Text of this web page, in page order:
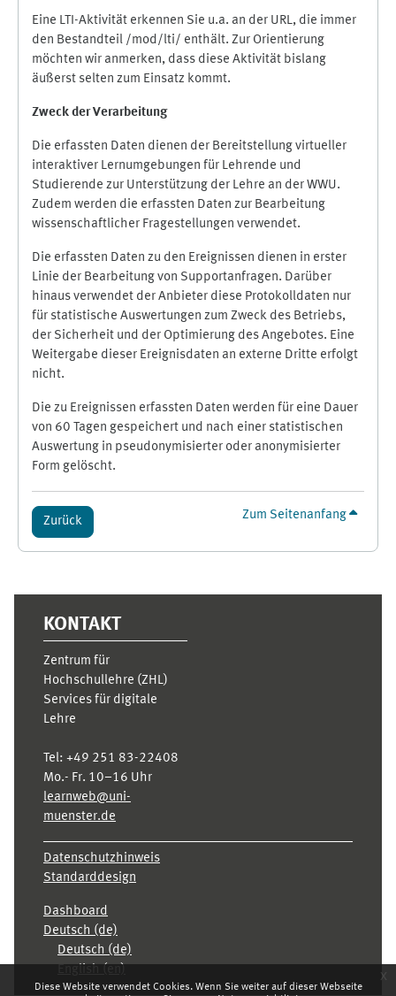
Diese Website verwendet Cookies. Wenn Sie weiter auf dieser Webseite
x
Eine LTI-Aktivität erkennen Sie u.a. an der URL, die immer
den Bestandteil /mod/lti/ enthält. Zur Orientierung
möchten wir anmerken, dass diese Aktivität bislang
äußerst selten zum Einsatz kommt.
Zweck der Verarbeitung
Die erfassten Daten dienen der Bereitstellung virtueller
interaktiver Lernumgebungen für Lehrende und
Studierende zur Unterstützung der Lehre an der WWU.
Zudem werden die erfassten Daten zur Bearbeitung
wissenschaftlicher Fragestellungen verwendet.
Die erfassten Daten zu den Ereignissen dienen in erster
Linie der Bearbeitung von Supportanfragen. Darüber
hinaus verwendet der Anbieter diese Protokolldaten nur
für statistische Auswertungen zum Zweck des Betriebs,
der Sicherheit und der Optimierung des Angebotes. Eine
Weitergabe dieser Ereignisdaten an externe Dritte erfolgt
nicht.
Die zu Ereignissen erfassten Daten werden für eine Dauer
von 60 Tagen gespeichert und nach einer statistischen
Auswertung in pseudonymisierter oder anonymisierter
Form gelöscht.
Zurück Zum Seitenanfang
KONTAKT
Zentrum für
Hochschullehre (ZHL)
Services für digitale
Lehre
Tel: +49 251 83-22408
Mo.- Fr. 10–16 Uhr
learnweb@uni-
muenster.de
Datenschutzhinweis
Standarddesign
Dashboard
Deutsch ‎(de)‎
Deutsch ‎(de)‎